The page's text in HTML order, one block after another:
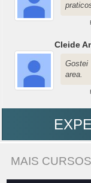
Cleide
area.
MAIS